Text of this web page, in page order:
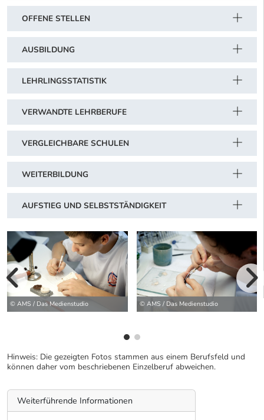
OFFENE STELLEN
AUSBILDUNG
LEHRLINGSSTATISTIK
VERWANDTE LEHRBERUFE
VERGLEICHBARE SCHULEN
WEITERBILDUNG
AUFSTIEG UND SELBSTSTÄNDIGKEIT
© AMS / Das Medienstudio © AMS / Das Medienstudio
Hinweis: Die gezeigten Fotos stammen aus einem Berufsfeld und
können daher vom beschriebenen Einzelberuf abweichen.
Weiterführende Informationen